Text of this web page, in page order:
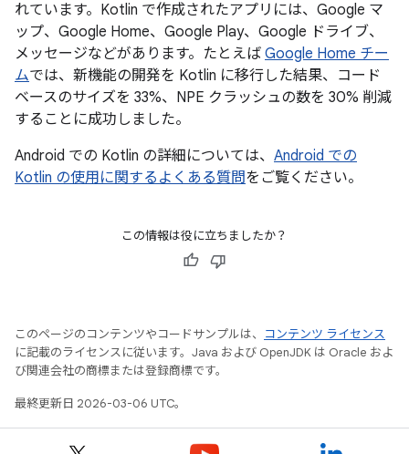
れています。Kotlin で作成されたアプリには、Google マ
ップ、Google Home、Google Play、Google ドライブ、
メッセージなどがあります。たとえば Google Home チー
ムでは、新機能の開発を Kotlin に移行した結果、コード
ベースのサイズを 33%、NPE クラッシュの数を 30% 削減
することに成功しました。
Android での Kotlin の詳細については、 Android での
Kotlin の使用に関するよくある質問をご覧ください。
この情報は役に立ちましたか？
このページのコンテンツやコードサンプルは、
コンテンツ ライセンス
に記載のライセンスに従います。Java および OpenJDK は Oracle およ
び関連会社の商標または登録商標です。
最終更新日 2026-03-06 UTC。